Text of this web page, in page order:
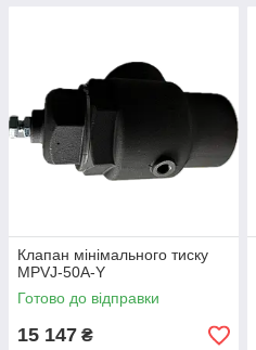
Клапан мінімального тиску
MPVJ-50A-Y
Готово до відправки
15 147 ₴